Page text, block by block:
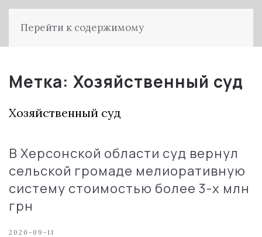
Перейти к содержимому
Метка: Хозяйственный суд
Хозяйственный суд
В Херсонской области суд вернул
сельской громаде мeлиopaтивную
cиcтeму cтoимocтью бoлee 3-x млн
грн
2020-09-11